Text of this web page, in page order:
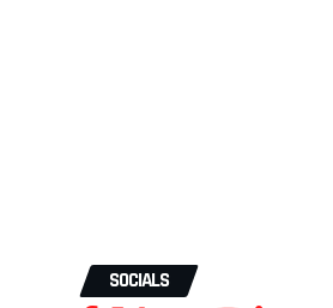
SOCIALS